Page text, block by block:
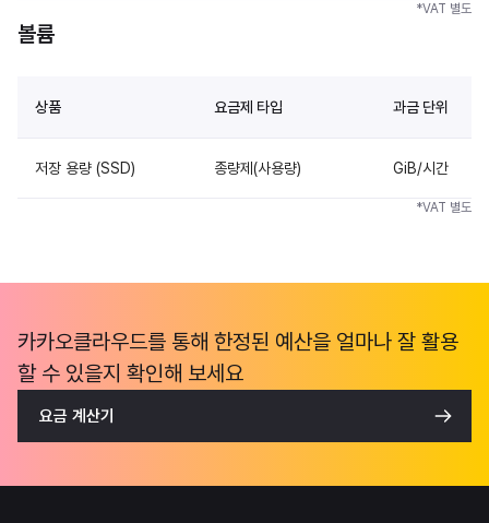
*VAT 별도
볼륨
상품 요금제 타입 과금 단위
저장 용량 (SSD) 종량제(사용량) GiB/시간
*VAT 별도
카카오클라우드를 통해 한정된 예산을 얼마나 잘 활용
할 수 있을지 확인해 보세요
요금 계산기